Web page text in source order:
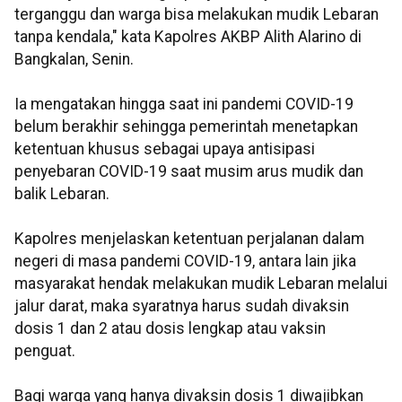
terganggu dan warga bisa melakukan mudik Lebaran
tanpa kendala," kata Kapolres AKBP Alith Alarino di
Bangkalan, Senin.
Ia mengatakan hingga saat ini pandemi COVID-19
belum berakhir sehingga pemerintah menetapkan
ketentuan khusus sebagai upaya antisipasi
penyebaran COVID-19 saat musim arus mudik dan
balik Lebaran.
Kapolres menjelaskan ketentuan perjalanan dalam
negeri di masa pandemi COVID-19, antara lain jika
masyarakat hendak melakukan mudik Lebaran melalui
jalur darat, maka syaratnya harus sudah divaksin
dosis 1 dan 2 atau dosis lengkap atau vaksin
penguat.
Bagi warga yang hanya divaksin dosis 1 diwajibkan